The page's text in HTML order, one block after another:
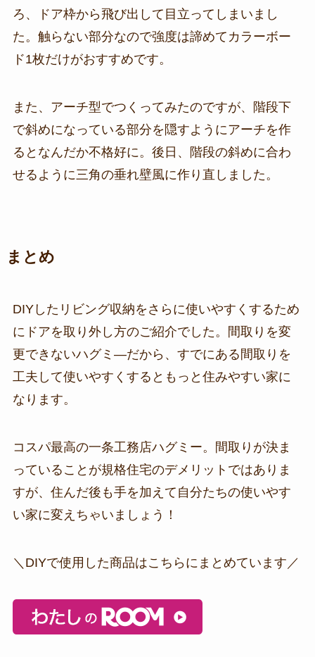
ろ、ドア枠から飛び出して目立ってしまいまし
た。触らない部分なので強度は諦めてカラーボー
ド1枚だけがおすすめです。
また、アーチ型でつくってみたのですが、階段下
で斜めになっている部分を隠すようにアーチを作
るとなんだか不格好に。後日、階段の斜めに合わ
せるように三角の垂れ壁風に作り直しました。
まとめ
DIYしたリビング収納をさらに使いやすくするため
にドアを取り外し方のご紹介でした。間取りを変
更できないハグミ―だから、すでにある間取りを
工夫して使いやすくするともっと住みやすい家に
なります。
コスパ最高の一条工務店ハグミー。間取りが決ま
っていることが規格住宅のデメリットではありま
すが、住んだ後も手を加えて自分たちの使いやす
い家に変えちゃいましょう！
＼DIYで使用した商品はこちらにまとめています／